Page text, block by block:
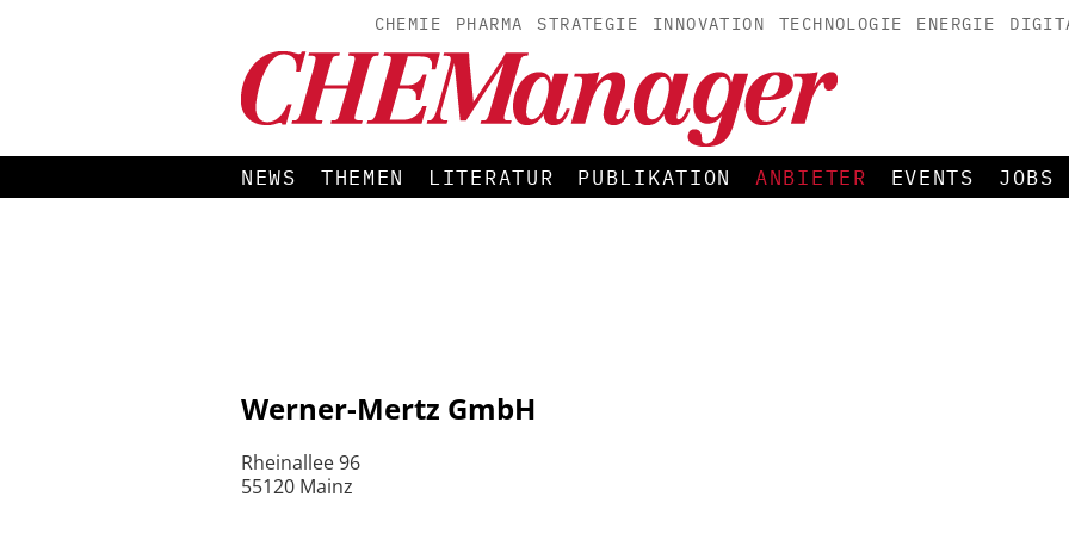
CHEMIE PHARMA STRATEGIE INNOVATION TECHNOLOGIE ENERGIE
NEWS THEMEN LITERATUR PUBLIKATION ANBIETER EVENTS JOBS
Werner-Mertz GmbH
Rheinallee 96
55120 Mainz